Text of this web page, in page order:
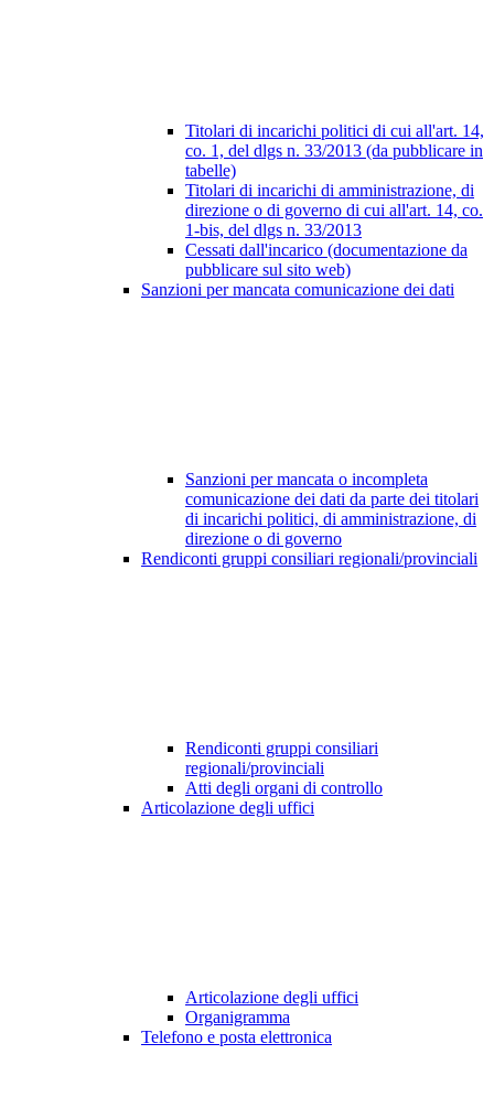
Titolari di incarichi politici di cui all'art. 14,
co. 1, del dlgs n. 33/2013 (da pubblicare in
tabelle)
Titolari di incarichi di amministrazione, di
direzione o di governo di cui all'art. 14, co.
1-bis, del dlgs n. 33/2013
Cessati dall'incarico (documentazione da
pubblicare sul sito web)
Sanzioni per mancata comunicazione dei dati
Sanzioni per mancata o incompleta
comunicazione dei dati da parte dei titolari
di incarichi politici, di amministrazione, di
direzione o di governo
Rendiconti gruppi consiliari regionali/provinciali
Rendiconti gruppi consiliari
regionali/provinciali
Atti degli organi di controllo
Articolazione degli uffici
Articolazione degli uffici
Organigramma
Telefono e posta elettronica